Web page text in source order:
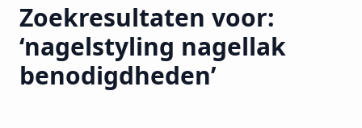
Zoekresultaten voor:
‘nagelstyling nagellak
benodigdheden’